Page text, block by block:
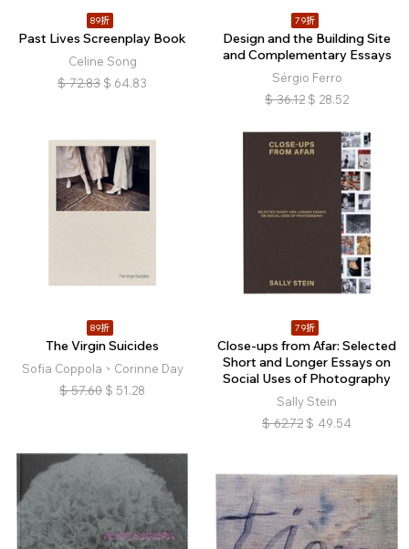
89折
Past Lives Screenplay Book
Celine Song
$ 72.83 $ 64.83
79折
Design and the Building Site
and Complementary Essays
Sérgio Ferro
$ 36.12 $ 28.52
89折
The Virgin Suicides
Sofia Coppola、Corinne Day
$ 57.60 $ 51.28
79折
Close-ups from Afar: Selected
Short and Longer Essays on
Social Uses of Photography
Sally Stein
$ 62.72 $ 49.54